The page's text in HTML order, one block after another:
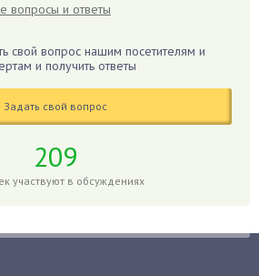
вопросы и ответы
свой вопрос нашим посетителям и
и получить ответы
Задать свой вопрос
209
участвуют в обсуждениях